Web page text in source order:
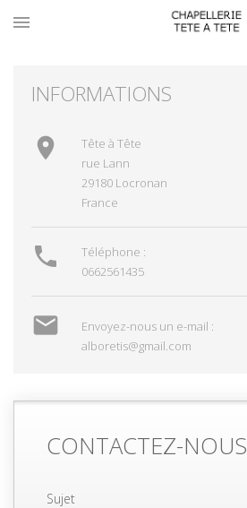

INFORMATIONS

Tête à Tête
rue Lann
29180 Locronan
France

Téléphone :
0662561435

Envoyez-nous un e-mail :
alboretis@gmail.com
CONTACTEZ-NOUS
Sujet